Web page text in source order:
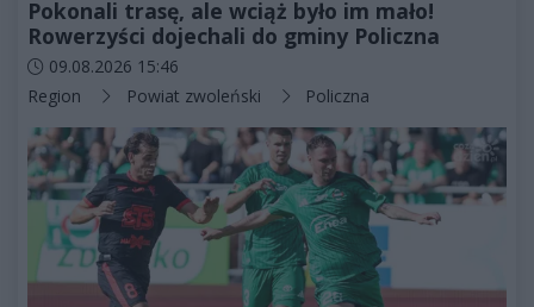
Pokonali trasę, ale wciąż było im mało!
Rowerzyści dojechali do gminy Policzna
Data dodania artykułu:
09.08.2026 15:46
Kategorie artykułu:
Region Powiat zwoleński Policzna